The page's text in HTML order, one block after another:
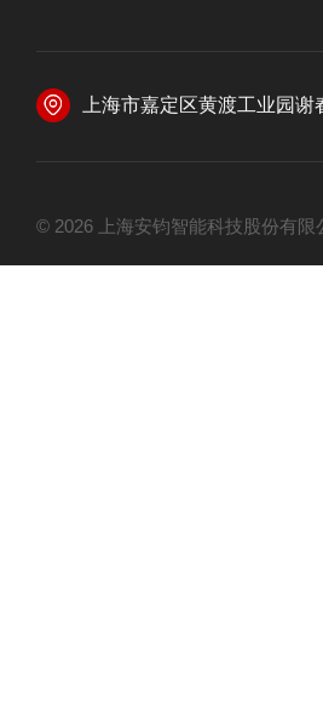
上海市嘉定区黄渡工业园
© 2026 上海安钧智能科技股份有